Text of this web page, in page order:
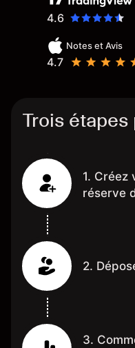
4.6
Notes et Avis
4.7
Trois
1. Créez
réserve
2.
3.